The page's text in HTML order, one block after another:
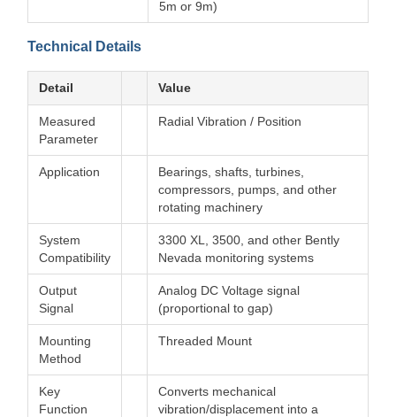
5m or 9m)
Technical Details
Detail Value
Measured
Parameter
Radial Vibration / Position
Application
Bearings, shafts, turbines,
compressors, pumps, and other
rotating machinery
System
Compatibility
3300 XL, 3500, and other Bently
Nevada monitoring systems
Output
Signal
Analog DC Voltage signal
(proportional to gap)
Mounting
Method
Threaded Mount
Key
Function
Converts mechanical
vibration/displacement into a